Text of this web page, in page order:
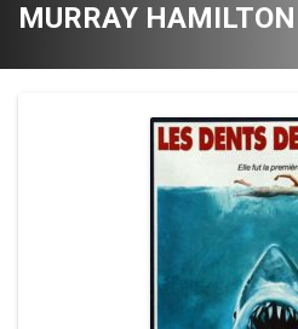
MURRAY HAMILTON